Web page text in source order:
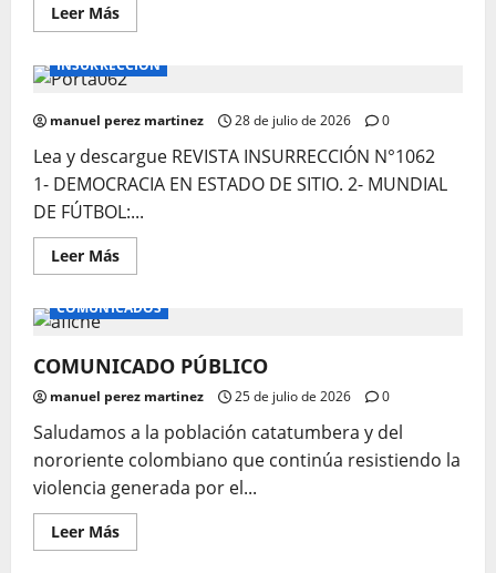
Leer MásLeer
más
DEMOCRACIA
EN
DE
INSURRECCIÓN
manuel perez martinez 28 de julio de 2026 0
Lea y descargue REVISTA INSURRECCIÓN N°1062
1- DEMOCRACIA EN ESTADO DE SITIO. 2- MUNDIAL
DE FÚTBOL:...
Leer MásLeer
más
COMUNICADOS
COMUNICADO PÚBLICO
manuel perez martinez 25 de julio de 2026 0
Saludamos a la población catatumbera y del
nororiente colombiano que continúa resistiendo la
violencia generada por el...
Leer MásLeer
más